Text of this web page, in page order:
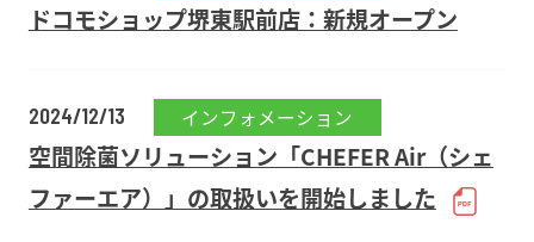
ドコモショップ堺東駅前店：新規オープン
2024/12/13 インフォメーション
空間除菌ソリューション「CHEFER Air（シェ
ファーエア）」の取扱いを開始しました